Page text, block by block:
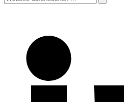
durchsuchen